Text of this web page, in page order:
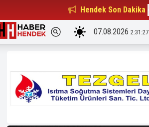
Hendek Son Dakika
Beşiktaşlılar Derneği Başkanı...
07.08.2026 2:31:29